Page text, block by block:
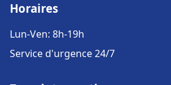
Horaires
Lun-Ven: 8h-19h
Service d'urgence 24/7